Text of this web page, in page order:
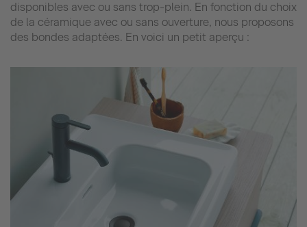
disponibles avec ou sans trop-plein. En fonction du choix
de la céramique avec ou sans ouverture, nous proposons
des bondes adaptées. En voici un petit aperçu :